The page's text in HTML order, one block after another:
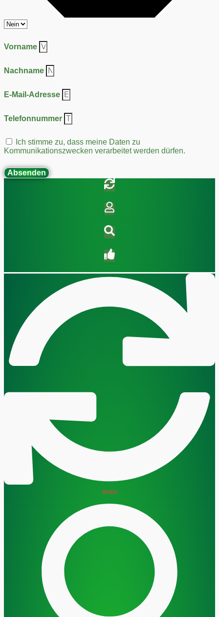
Vorname
Nachname
E-Mail-Adresse
Telefonnummer
Ich stimme zu, dass meine Daten zu
Kommunikationszwecken verarbeitet werden dürfen.
Absenden
Verein